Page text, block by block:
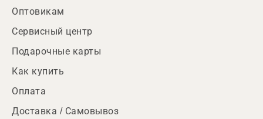
Оптовикам
Сервисный центр
Подарочные карты
Как купить
Оплата
Доставка / Самовывоз